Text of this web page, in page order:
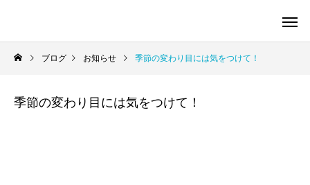
ブログ お知らせ 季節の変わり目には気をつけて！
季節の変わり目には気をつけて！